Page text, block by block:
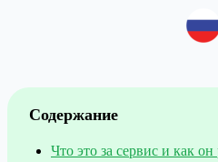
Содержание
Что это за сервис и как он